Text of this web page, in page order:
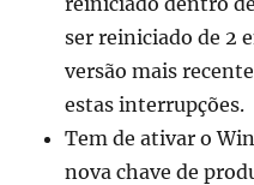
ser reiniciado de 2
versão mais
estas interrupções.
Tem de ativar o
nova chave de